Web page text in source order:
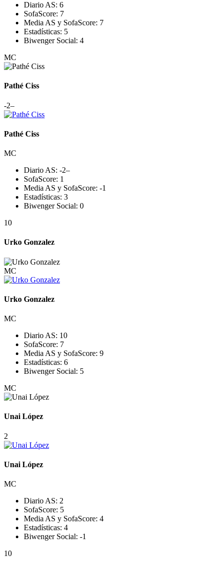
Diario AS: 6
SofaScore: 7
Media AS y SofaScore: 7
Estadísticas: 5
Biwenger Social: 4
MC
Pathé Ciss
-2–
Pathé Ciss
MC
Diario AS: -2–
SofaScore: 1
Media AS y SofaScore: -1
Estadísticas: 3
Biwenger Social: 0
10
Urko Gonzalez
MC
Urko Gonzalez
MC
Diario AS: 10
SofaScore: 7
Media AS y SofaScore: 9
Estadísticas: 6
Biwenger Social: 5
MC
Unai López
2
Unai López
MC
Diario AS: 2
SofaScore: 5
Media AS y SofaScore: 4
Estadísticas: 4
Biwenger Social: -1
10